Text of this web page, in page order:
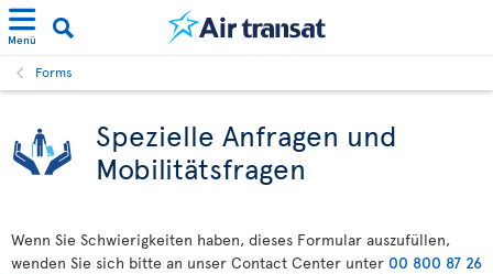
Menü
Forms
Spezielle Anfragen und
Mobilitätsfragen
Wenn Sie Schwierigkeiten haben, dieses Formular auszufüllen,
wenden Sie sich bitte an unser Contact Center unter 00 800 87 26